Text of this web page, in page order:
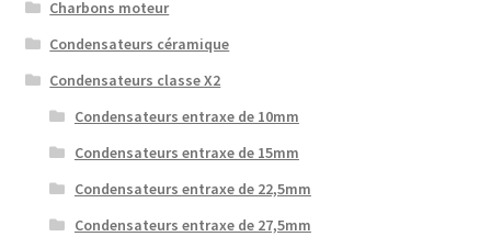
Charbons moteur
Condensateurs céramique
Condensateurs classe X2
Condensateurs entraxe de 10mm
Condensateurs entraxe de 15mm
Condensateurs entraxe de 22,5mm
Condensateurs entraxe de 27,5mm